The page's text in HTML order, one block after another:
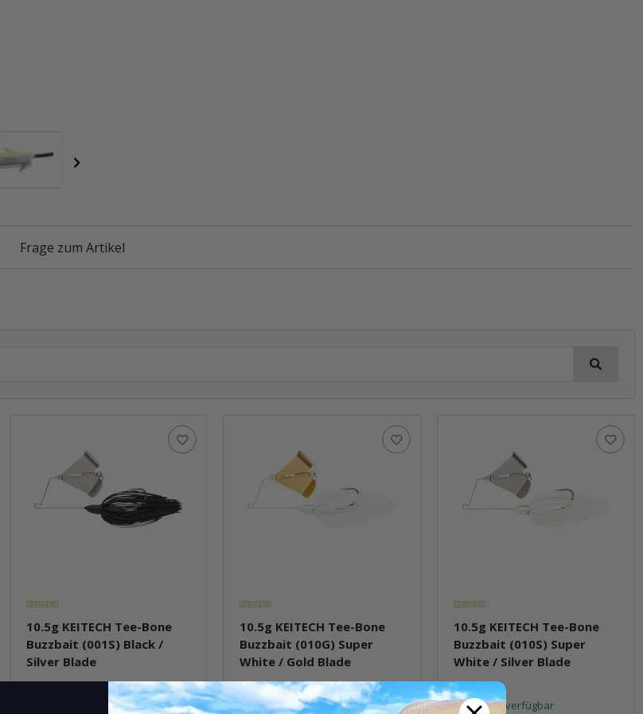
Frage zum Artikel
10.5g KEITECH Tee-Bone
Buzzbait (001S) Black /
Silver Blade
Sofort verfügbar
10.5g KEITECH Tee-Bone
Buzzbait (010G) Super
White / Gold Blade
Sofort verfügbar
10.5g KEITECH Tee-Bone
Buzzbait (010S) Super
White / Silver Blade
Sofort verfügbar